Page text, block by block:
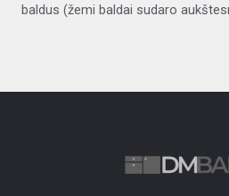
baldus (žemi baldai sudaro